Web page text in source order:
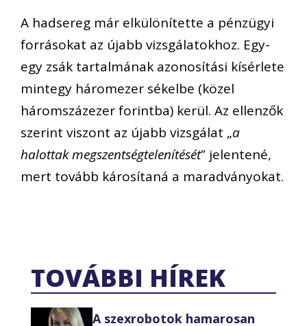
A hadsereg már elkülönítette a pénzügyi
forrásokat az újabb vizsgálatokhoz. Egy-
egy zsák tartalmának azonosítási kísérlete
mintegy háromezer sékelbe (közel
háromszázezer forintba) kerül. Az ellenzők
szerint viszont az újabb vizsgálat „a
halottak megszentségtelenítését” jelentené,
mert tovább károsítaná a maradványokat.
TOVÁBBI HÍREK
A szexrobotok hamarosan